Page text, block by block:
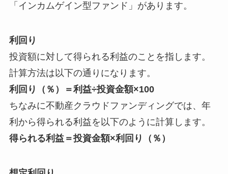
「インカムゲイン型ファンド」があります。
利回り
投資額に対して得られる利益のことを指します。
計算方法は以下の通りになります。
利回り（％）＝利益÷投資金額×100
ちなみに不動産クラウドファンディングでは、年
利から得られる利益を以下のように計算します。
得られる利益＝投資金額×利回り（％）